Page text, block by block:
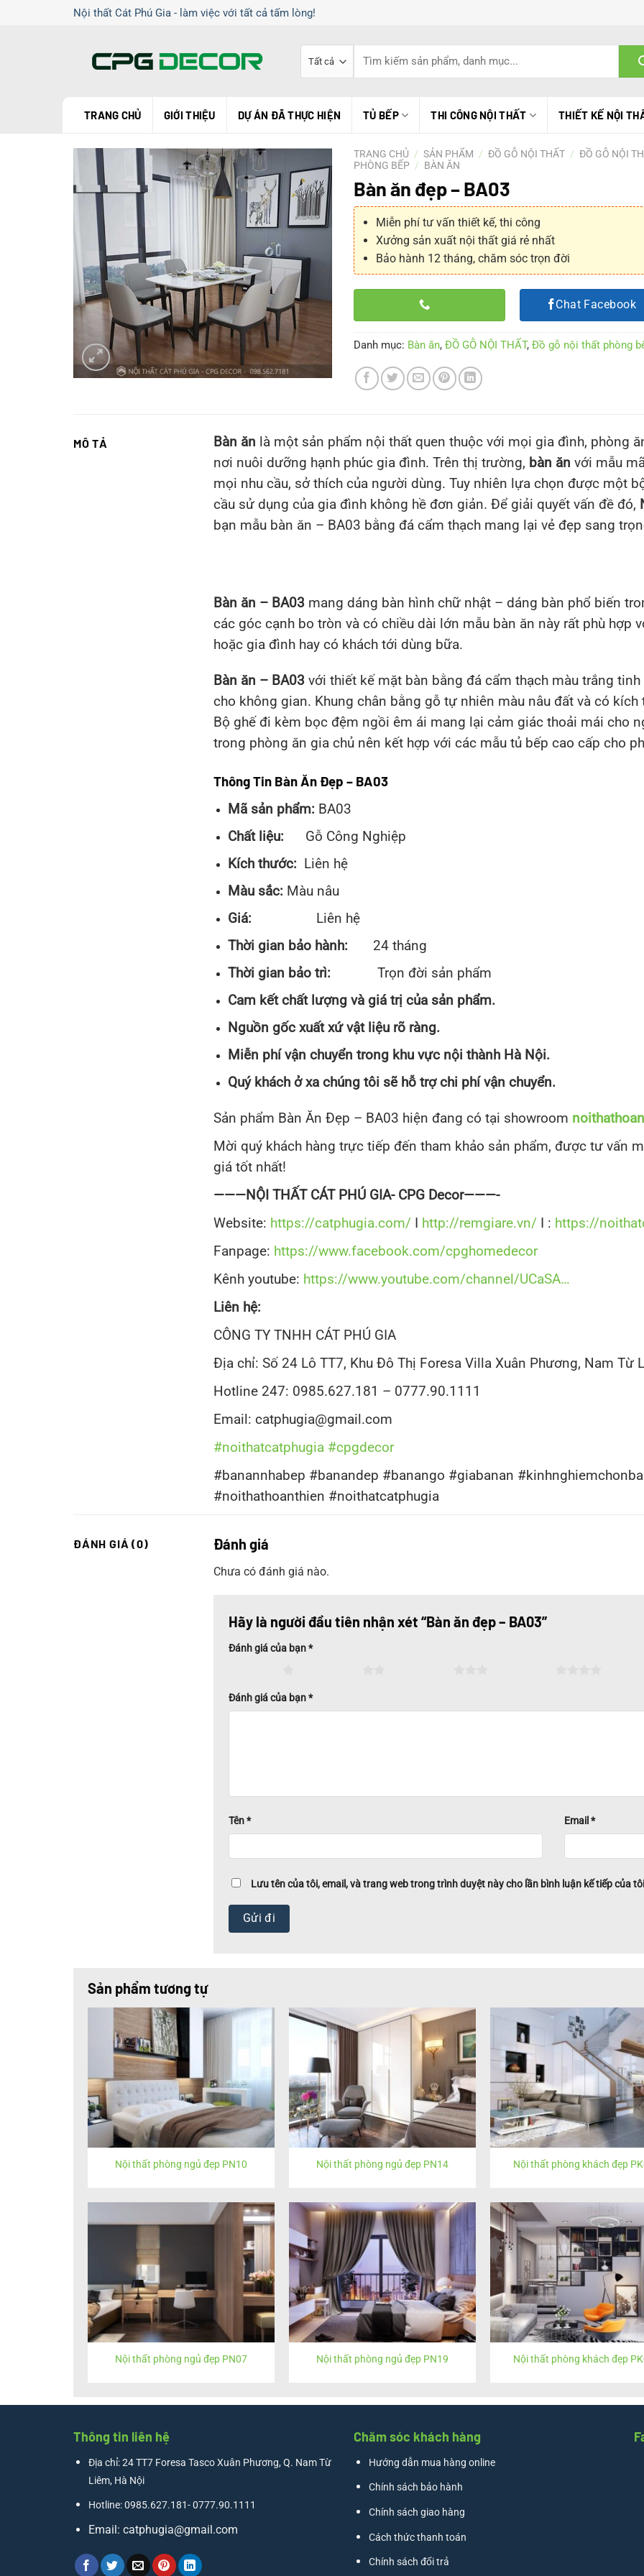
Nội thất Cát Phú Gia - làm việc với tất cả tấm lòng!
kiếm:
TRANG CHỦ GIỚI THIỆU DỰ ÁN ĐÃ THỰC HIỆN TỦ BẾP THI CÔNG NỘI THẤT THIẾT KẾ NỘI
TRANG CHỦ / SẢN PHẨM / ĐỒ GỖ NỘI THẤT / ĐỒ GỖ NỘI
PHÒNG BẾP / BÀN ĂN
Bàn ăn đẹp – BA03
Miễn phí tư vấn thiết kế, thi công
Xưởng sản xuất nội thất giá rẻ nhất
Bảo hành 12 tháng, chăm sóc trọn đời
Chat Facebook
Danh mục: Bàn ăn, ĐỒ GỖ NỘI THẤT, Đồ gỗ nội thất phòng
MÔ TẢ Bàn ăn là một sản phẩm nội thất quen thuộc với mọi gia đình, phòng
nơi nuôi dưỡng hạnh phúc gia đình. Trên thị trường, bàn ăn với mẫu
mọi nhu cầu, sở thích của người dùng. Tuy nhiên lựa chọn được một
cầu sử dụng của gia đình không hề đơn giản. Để giải quyết vấn đề đó,
bạn mẫu bàn ăn – BA03 bằng đá cẩm thạch mang lại vẻ đẹp sang
Bàn ăn – BA03 mang dáng bàn hình chữ nhật – dáng bàn phổ biến
các góc cạnh bo tròn và có chiều dài lớn mẫu bàn ăn này rất phù hợp
hoặc gia đình hay có khách tới dùng bữa.
Bàn ăn – BA03 với thiết kế mặt bàn bằng đá cẩm thạch màu trắng
cho không gian. Khung chân bằng gỗ tự nhiên màu nâu đất và có
Bộ ghế đi kèm bọc đệm ngồi êm ái mang lại cảm giác thoải mái cho
trong phòng ăn gia chủ nên kết hợp với các mẫu tủ bếp cao cấp cho
Thông Tin Bàn Ăn Đẹp – BA03
Mã sản phẩm: BA03
Chất liệu:
Gỗ Công Nghiệp
Kích thước:
Liên hệ
Màu sắc: Màu nâu
Giá: Liên hệ
Thời gian bảo hành: 24 tháng
Thời gian bảo trì:
Trọn đời sản phẩm
Cam kết chất lượng và giá trị của sản phẩm.
Nguồn gốc xuất xứ vật liệu rõ ràng.
Miễn phí vận chuyển trong khu vực nội thành Hà Nội.
Quý khách ở xa chúng tôi sẽ hỗ trợ chi phí vận chuyển.
Sản phẩm Bàn Ăn Đẹp – BA03 hiện đang có tại showroom
Mời quý khách hàng trực tiếp đến tham khảo sản phẩm, được tư vấn
giá tốt nhất!
———NỘI THẤT CÁT PHÚ GIA- CPG Decor———-
Website: https://catphugia.com/ I http://remgiare.vn/ I : https://
Fanpage: https://www.facebook.com/cpghomedecor
Kênh youtube: https://www.youtube.com/channel/UCaSA…
Liên hệ:
CÔNG TY TNHH CÁT PHÚ GIA
Địa chỉ: Số 24 Lô TT7, Khu Đô Thị Foresa Villa Xuân Phương, Nam Từ
Hotline 247: 0985.627.181 – 0777.90.1111
Email: catphugia@gmail.com
#noithatcatphugia #cpgdecor
#banannhabep #banandep #banango #giabanan
#noithathoanthien #noithatcatphugia
ĐÁNH GIÁ (0) Đánh giá
Chưa có đánh giá nào.
Hãy là người đầu tiên nhận xét “Bàn ăn đẹp – BA03”
Đánh giá của bạn*
Đánh giá của bạn*
Tên* Email *
Lưu tên của tôi, email, và trang web trong trình duyệt này cho lần bình luận kế tiếp của
Sản phẩm tương tự
Nội thất phòng ngủ đẹp PN10 Nội thất phòng ngủ đẹp PN14 Nội thất phòng khách đẹp
Nội thất phòng ngủ đẹp PN07 Nội thất phòng ngủ đẹp PN19 Nội thất phòng khách đẹp
Thông tin liên hệ
Địa chỉ: 24 TT7 Foresa Tasco Xuân Phương, Q. Nam Từ
Liêm, Hà Nội
Hotline: 0985.627.181- 0777.90.1111
Email: catphugia@gmail.com
Chăm sóc khách hàng
Hướng dẫn mua hàng online
Chính sách bảo hành
Chính sách giao hàng
Cách thức thanh toán
Chính sách đổi trả